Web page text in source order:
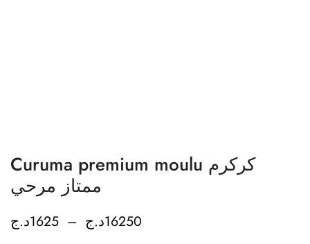
Curuma premium moulu كركرم
ممتاز مرحي
1625د.ج – 16250د.ج